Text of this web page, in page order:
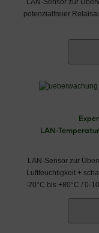
LAN-Sensor zur
potenzialfreier
LAN-
LAN-Sensor zur
Luftfeuchtigkeit +
-20°C bis +80°C / 0-